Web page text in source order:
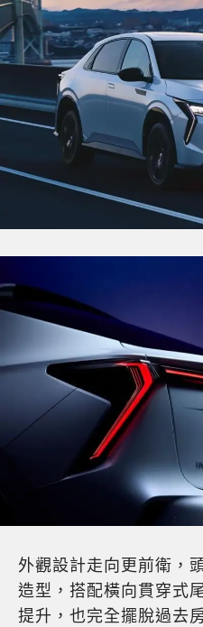
外觀設計走向更前衛，
造型，搭配橫向貫穿式
提升，也完全擺脫過去